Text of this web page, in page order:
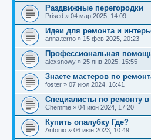
Раздвижные перегородки
Prised » 04 мар 2025, 14:09
Идеи для ремонта и
anna.terno » 15 фев 2025, 20:23
Профессиональная
alexsnowy » 25 янв 2025, 15:55
Знаете мастеров по
foster » 07 июл 2024, 16:41
Специалисты по ремонту
Chemme » 04 июн 2024, 17:20
Купить опалубку Где?
Antonio » 06 июн 2023, 10:49